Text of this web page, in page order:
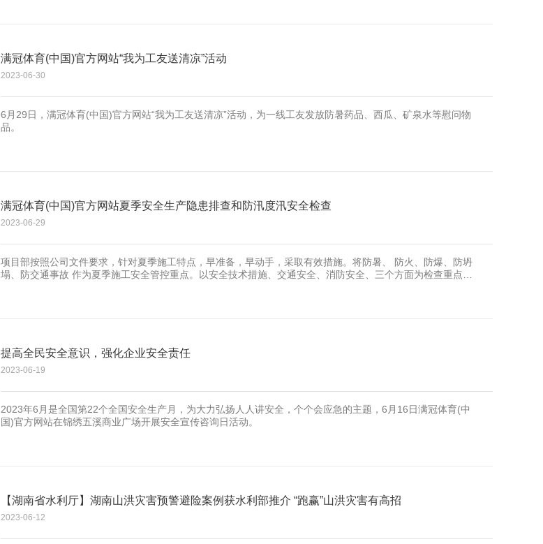
满冠体育(中国)官方网站“我为工友送清凉”活动
2023-06-30
6月29日，满冠体育(中国)官方网站“我为工友送清凉”活动，为一线工友发放防暑药品、西瓜、矿泉水等慰问物
品。
满冠体育(中国)官方网站夏季安全生产隐患排查和防汛度汛安全检查
2023-06-29
项目部按照公司文件要求，针对夏季施工特点，早准备，早动手，采取有效措施。将防暑、 防火、防爆、防坍
塌、防交通事故 作为夏季施工安全管控重点。以安全技术措施、交通安全、消防安全、三个方面为检查重点，
提高全民安全意识，强化企业安全责任
2023-06-19
2023年6月是全国第22个全国安全生产月，为大力弘扬人人讲安全，个个会应急的主题，6月16日满冠体育(中
国)官方网站在锦绣五溪商业广场开展安全宣传咨询日活动。
【湖南省水利厅】湖南山洪灾害预警避险案例获水利部推介 “跑赢”山洪灾害有高招
2023-06-12